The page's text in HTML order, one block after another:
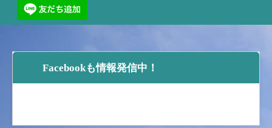
Facebookも情報発信中！